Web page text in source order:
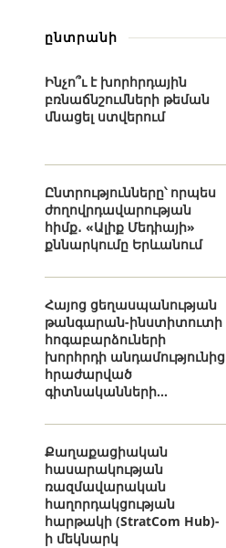
ընտրանի
Ինչո՞ւ է խորհրդային
բռնաճնշումների թեման
մնացել ստվերում
Ընտրությունները՝ որպես
ժողովրդավարության
հիմք․ «Ալիք Մեդիայի»
քննարկումը Երևանում
Հայոց ցեղասպանության
թանգարան-ինստիտուտի
հոգաբարձուների
խորհրդի անդամությունից
հրաժարված
գիտնականների...
Քաղաքացիական
հասարակության
ռազմավարական
հաղորդակցության
հարթակի (StratCom Hub)-
ի մեկնարկ